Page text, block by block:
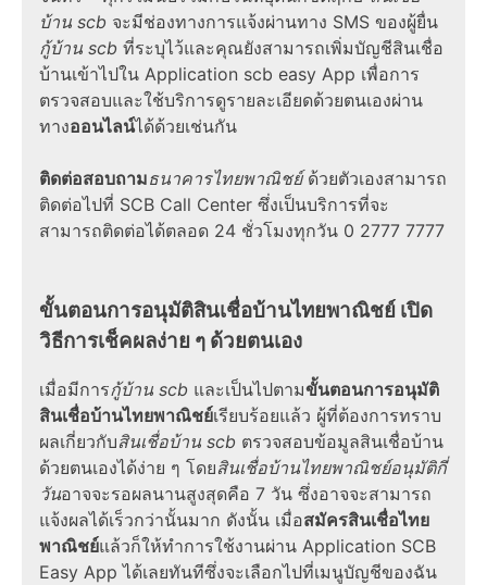
บ้าน scb จะมีช่องทางการแจ้งผ่านทาง SMS ของผู้ยื่น
กู้บ้าน scb ที่ระบุไว้และคุณยังสามารถเพิ่มบัญชีสินเชื่อ
บ้านเข้าไปใน Application scb easy App เพื่อการ
ตรวจสอบและใช้บริการดูรายละเอียดด้วยตนเองผ่าน
ทางออนไลน์ได้ด้วยเช่นกัน
ติดต่อสอบถามธนาคารไทยพาณิชย์ด้วยตัวเองสามารถ
ติดต่อไปที่ SCB Call Center ซึ่งเป็นบริการที่จะ
สามารถติดต่อได้ตลอด 24 ชั่วโมงทุกวัน 0 2777 7777
ขั้นตอนการอนุมัติสินเชื่อบ้านไทยพาณิชย์ เปิด
วิธีการเช็คผลง่าย ๆ ด้วยตนเอง
เมื่อมีการกู้บ้าน scb และเป็นไปตามขั้นตอนการอนุมัติ
สินเชื่อบ้านไทยพาณิชย์เรียบร้อยแล้ว ผู้ที่ต้องการทราบ
ผลเกี่ยวกับสินเชื่อบ้าน scb ตรวจสอบข้อมูลสินเชื่อบ้าน
ด้วยตนเองได้ง่าย ๆ โดยสินเชื่อบ้านไทยพาณิชย์อนุมัติกี่
วันอาจจะรอผลนานสูงสุดคือ 7 วัน ซึ่งอาจจะสามารถ
แจ้งผลได้เร็วกว่านั้นมาก ดังนั้น เมื่อสมัครสินเชื่อไทย
พาณิชย์แล้วก็ให้ทำการใช้งานผ่าน Application SCB
Easy App ได้เลยทันทีซึ่งจะเลือกไปที่เมนูบัญชีของฉัน